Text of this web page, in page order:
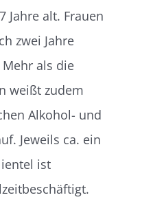
Jahre alt. Frauen
zwei Jahre
als die
weißt zudem
Alkohol- und
Jeweils ca. ein
ist